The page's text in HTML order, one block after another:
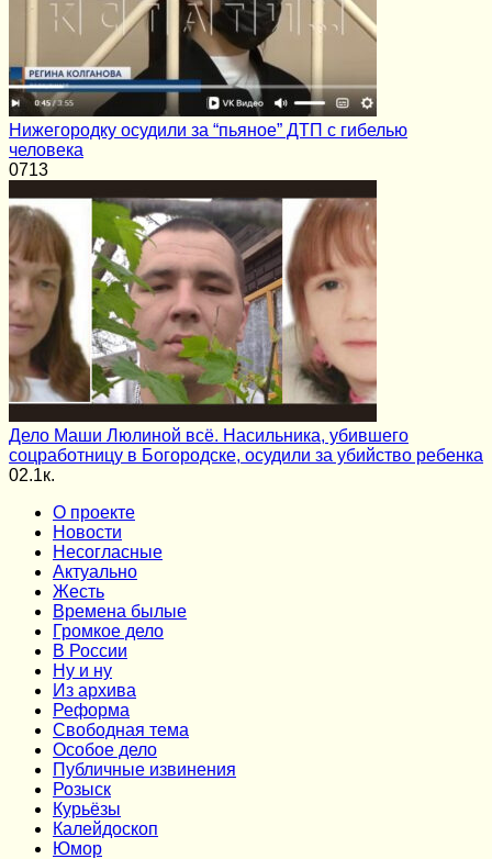
Нижегородку осудили за “пьяное” ДТП с гибелью
человека
0713
Дело Маши Люлиной всё. Насильника, убившего
соцработницу в Богородске, осудили за убийство ребенка
02.1к.
О проекте
Новости
Несогласные
Актуально
Жесть
Времена былые
Громкое дело
В России
Ну и ну
Из архива
Реформа
Cвободная тема
Особое дело
Публичные извинения
Розыск
Курьёзы
Калейдоскоп
Юмор